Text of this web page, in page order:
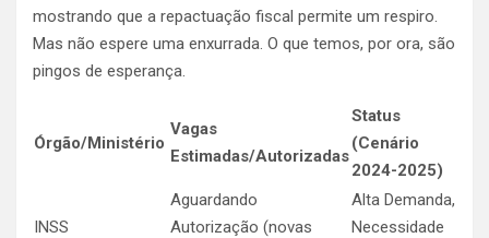
mostrando que a repactuação fiscal permite um respiro.
Mas não espere uma enxurrada. O que temos, por ora, são
pingos de esperança.
Órgão/Ministério
Vagas
Estimadas/Autorizadas
Status
(Cenário
2024-2025)
INSS
Aguardando
Autorização (novas
Alta Demanda,
Necessidade